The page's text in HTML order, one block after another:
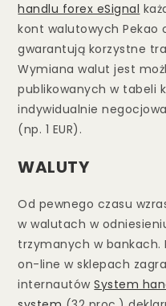
handlu forex eSignal
kont walutowych Pekao
gwarantują korzystne
Wymiana walut jest
publikowanych w tabeli
indywidualnie
(np. 1 EUR).
WALUTY
Od pewnego czasu
w walutach w
trzymanych w bankach.
on-line w sklepach
internautówSystem